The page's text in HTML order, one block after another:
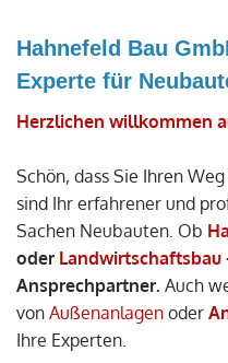
Hahnefeld Bau
Experte für
Herzlichen willkommen
Schön, dass Sie Ihren
sind Ihr erfahrener und
Sachen Neubauten. Ob
oder Landwirtschaftsbau
Ansprechpartner. Auch
von Außenanlagen oder
Ihre Experten.